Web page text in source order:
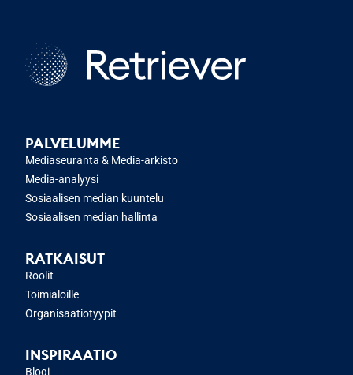
PALVELUMME
Mediaseuranta & Media-arkisto
Media-analyysi
Sosiaalisen median kuuntelu
Sosiaalisen median hallinta
RATKAISUT
Roolit
Toimialoille
Organisaatiotyypit
INSPIRAATIO
Blogi